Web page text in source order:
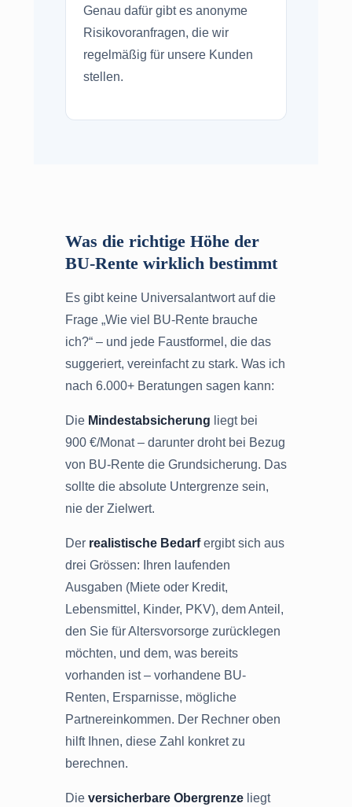
Genau dafür gibt es anonyme
Risikovoranfragen, die wir
regelmäßig für unsere Kunden
stellen.
Was die richtige Höhe der
BU-Rente wirklich bestimmt
Es gibt keine Universalantwort auf die
Frage „Wie viel BU-Rente brauche
ich?“ – und jede Faustformel, die das
suggeriert, vereinfacht zu stark. Was ich
nach 6.000+ Beratungen sagen kann:
Die Mindestabsicherung liegt bei
900 €/Monat – darunter droht bei Bezug
von BU-Rente die Grundsicherung. Das
sollte die absolute Untergrenze sein,
nie der Zielwert.
Der realistische Bedarfergibt sich aus
drei Grössen: Ihren laufenden
Ausgaben (Miete oder Kredit,
Lebensmittel, Kinder, PKV), dem Anteil,
den Sie für Altersvorsorge zurücklegen
möchten, und dem, was bereits
vorhanden ist – vorhandene BU-
Renten, Ersparnisse, mögliche
Partnereinkommen. Der Rechner oben
hilft Ihnen, diese Zahl konkret zu
berechnen.
Die versicherbare Obergrenze liegt